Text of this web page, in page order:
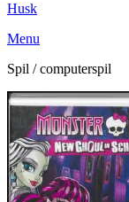
Husk
Menu
Spil / computerspil